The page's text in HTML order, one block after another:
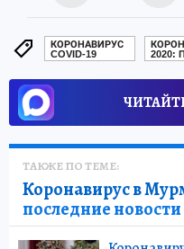
КОРОНАВИРУС
COVID-19
2020:
ТАКЖЕ ПО ТЕМЕ:
Коронавирус в
последние новости